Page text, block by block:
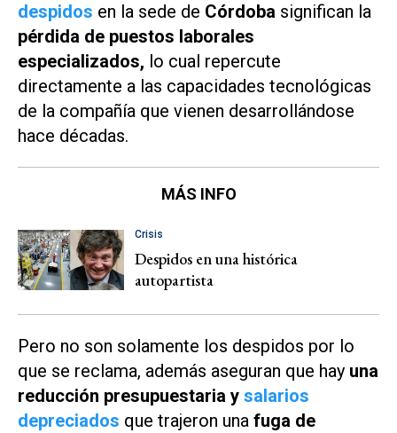
despidos en la sede de Córdoba significan la
pérdida de puestos laborales
especializados, lo cual repercute
directamente a las capacidades tecnológicas
de la compañía que vienen desarrollándose
hace décadas.
MÁS INFO
Crisis
Despidos en una histórica
autopartista
Pero no son solamente los despidos por lo
que se reclama, además aseguran que hay una
reducción presupuestaria y salarios
depreciados que trajeron una fuga de